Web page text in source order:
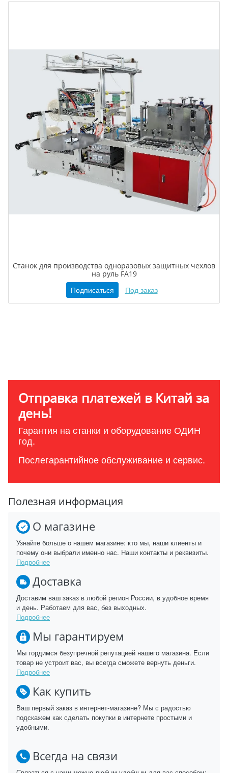
Станок для производства одноразовых защитных чехлов
на руль FA19
Подписаться Под заказ
Отправка платежей в Китай за
день!
Гарантия на станки и оборудование ОДИН
год.
Послегарантийное обслуживание и сервис.
Полезная информация
О магазине
Узнайте больше о нашем магазине: кто мы, наши клиенты и
почему они выбрали именно нас. Наши контакты и реквизиты.
Подробнее
Доставка
Доставим ваш заказ в любой регион России, в удобное время
и день. Работаем для вас, без выходных.
Подробнее
Мы гарантируем
Мы гордимся безупречной репутацией нашего магазина. Если
товар не устроит вас, вы всегда сможете вернуть деньги.
Подробнее
Как купить
Ваш первый заказ в интернет-магазине? Мы с радостью
подскажем как сделать покупки в интернете простыми и
удобными.
Всегда на связи